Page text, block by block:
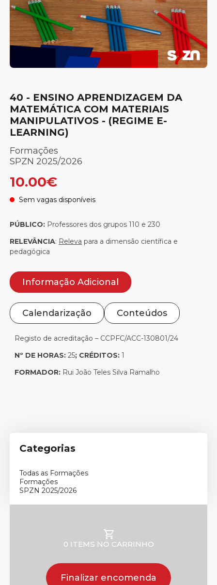
40 - ENSINO APRENDIZAGEM DA
MATEMÁTICA COM MATERIAIS
MANIPULATIVOS - (REGIME E-
LEARNING)
Formações
SPZN 2025/2026
10.00€
. Sem vagas disponíveis
PÚBLICO: Professores dos grupos 110 e 230
RELEVÂNCIA: Releva para a dimensão científica e
pedagógica
Informação Adicional
Calendarização Conteúdos
Registo de acreditação – CCPFC/ACC-130801/24
Nº DE HORAS: 25; CRÉDITOS: 1
FORMADOR: Rui João Teles Silva Ramalho
Categorias
Todas as Formações
Formações
SPZN 2025/2026
0 ITEMS NO CARRINHO
Finalizar encomenda